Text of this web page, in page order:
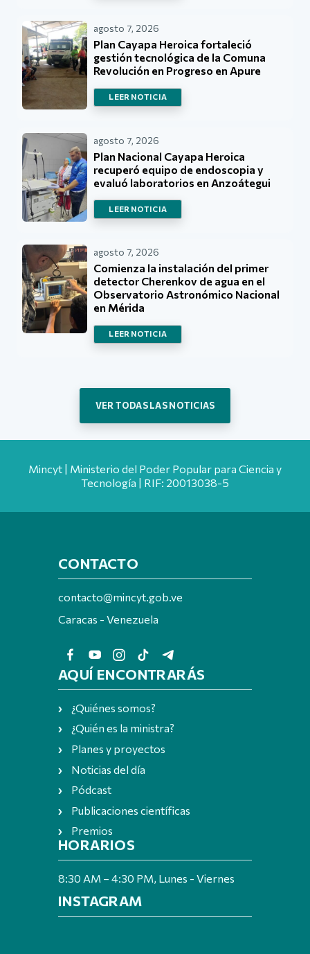
agosto 7, 2026
Plan Cayapa Heroica fortaleció
gestión tecnológica de la Comuna
Revolución en Progreso en Apure
LEER NOTICIA
agosto 7, 2026
Plan Nacional Cayapa Heroica
recuperó equipo de endoscopia y
evaluó laboratorios en Anzoátegui
LEER NOTICIA
agosto 7, 2026
Comienza la instalación del primer
detector Cherenkov de agua en el
Observatorio Astronómico Nacional
en Mérida
LEER NOTICIA
VER TODAS LAS NOTICIAS
Mincyt | Ministerio del Poder Popular para Ciencia y
Tecnología | RIF: 20013038-5
CONTACTO
contacto@mincyt.gob.ve
Caracas - Venezuela
AQUÍ ENCONTRARÁS
¿Quiénes somos?
¿Quién es la ministra?
Planes y proyectos
Noticias del día
Pódcast
Publicaciones científicas
Premios
HORARIOS
8:30 AM – 4:30 PM, Lunes - Viernes
INSTAGRAM